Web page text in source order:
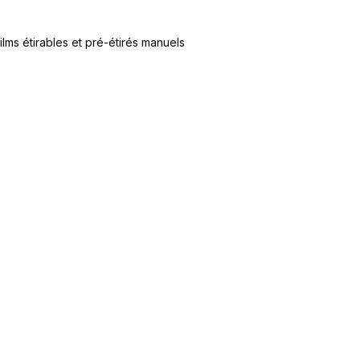
étirables et pré-étirés manuels